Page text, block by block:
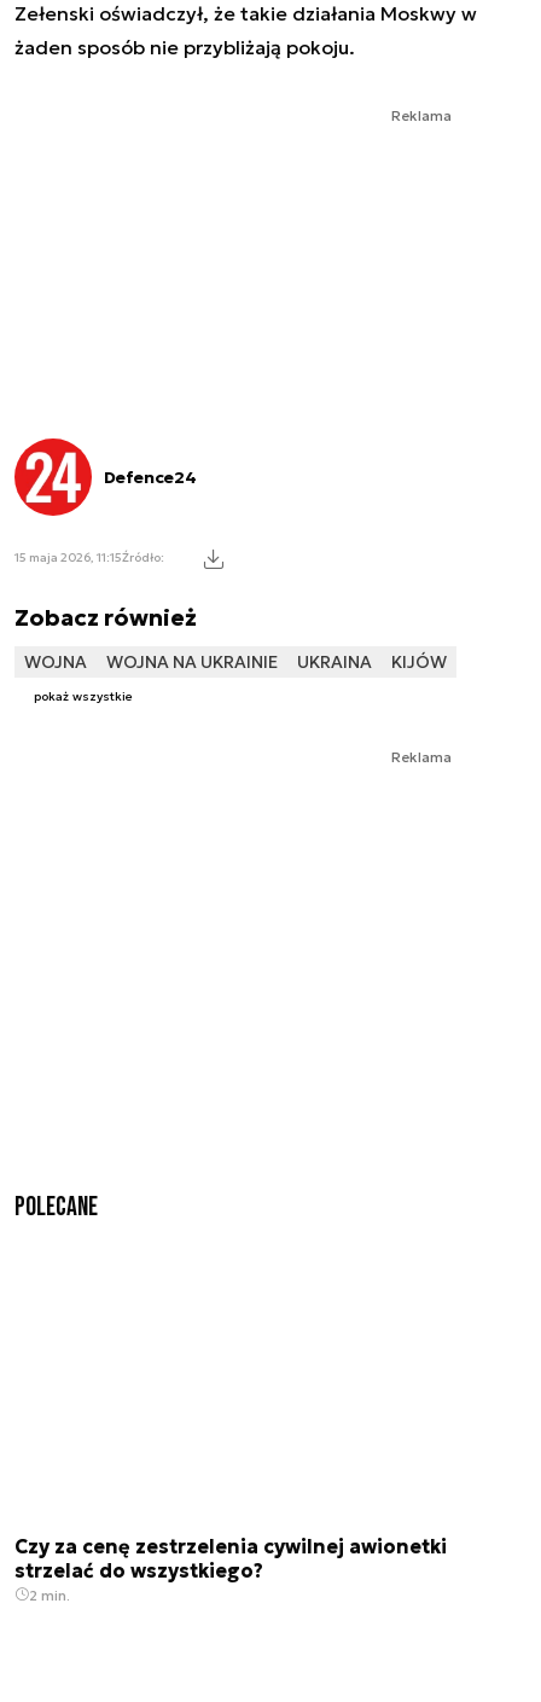
Zełenski oświadczył, że takie działania Moskwy w
żaden sposób nie przybliżają pokoju.
Reklama
Defence24
15 maja 2026, 11:15Źródło:
Zobacz również
WOJNA WOJNA NA UKRAINIE UKRAINA KIJÓW
pokaż wszystkie
Reklama
Polecane
Czy za cenę zestrzelenia cywilnej awionetki
strzelać do wszystkiego?
2 min.